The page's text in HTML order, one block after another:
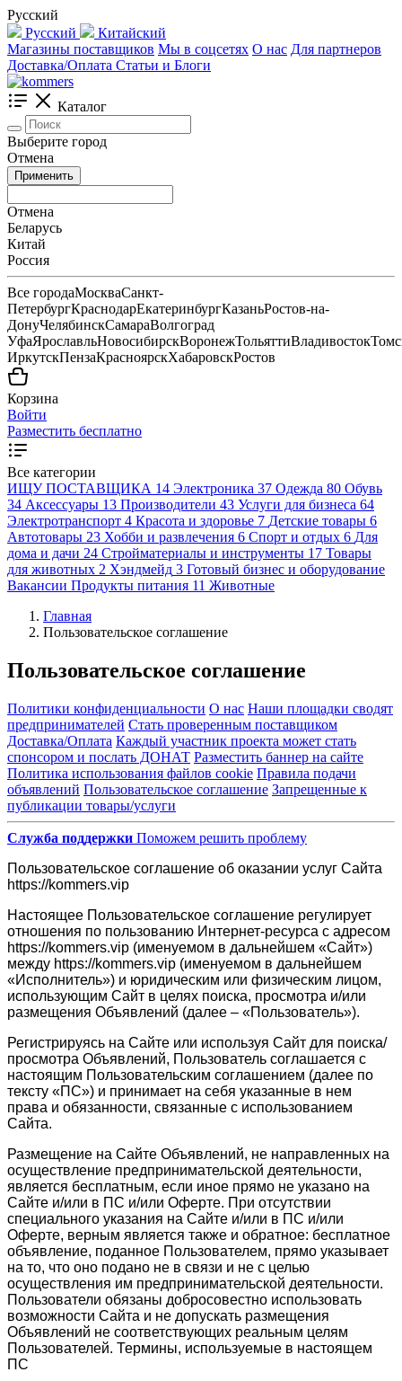
Русский
Русский
Китайский
Магазины поставщиков Мы в соцсетях О нас Для партнеров
Доставка/Оплата Статьи и Блоги
Каталог
Выберите город
Отмена
Применить
Отмена
Беларусь
Китай
Россия
Все городаМоскваСанкт-
ПетербургКраснодарЕкатеринбургКазаньРостов-на-
ДонуЧелябинскСамараВолгоград
УфаЯрославльНовосибирскВоронежТольяттиВладивосток
ИркутскПензаКрасноярскХабаровскРостов
Корзина
Войти
Разместить бесплатно
Все категории
ИЩУ ПОСТАВЩИКА 14 Электроника 37 Одежда 80 Обувь
34 Аксессуары 13 Производители 43 Услуги для бизнеса 64
Электротранспорт 4 Красота и здоровье 7 Детские товары 6
Автотовары 23 Хобби и развлечения 6 Спорт и отдых 6 Для
дома и дачи 24 Стройматериалы и инструменты 17 Товары
для животных 2 Хэндмейд 3 Готовый бизнес и оборудование
Вакансии Продукты питания 11 Животные
Главная
Пользовательское соглашение
Пользовательское соглашение
Политики конфиденциальности О нас Наши площадки сводят
предпринимателей Стать проверенным поставщиком
Доставка/Оплата Каждый участник проекта может стать
спонсором и послать ДОНАТ Разместить баннер на сайте
Политика использования файлов cookie Правила подачи
объявлений Пользовательское соглашение Запрещенные к
публикации товары/услуги
Служба поддержки Поможем решить проблему
Пользовательское соглашение об оказании услуг Сайта
https://kommers.vip
Настоящее Пользовательское соглашение регулирует
отношения по пользованию Интернет-ресурса с адресом
https://kommers.vip (именуемом в дальнейшем «Сайт»)
между https://kommers.vip (именуемом в дальнейшем
«Исполнитель») и юридическим или физическим лицом,
использующим Сайт в целях поиска, просмотра и/или
размещения Объявлений (далее – «Пользователь»).
Регистрируясь на Сайте или используя Сайт для поиска/
просмотра Объявлений, Пользователь соглашается с
настоящим Пользовательским соглашением (далее по
тексту «ПС») и принимает на себя указанные в нем
права и обязанности, связанные с использованием
Сайта.
Размещение на Сайте Объявлений, не направленных на
осуществление предпринимательской деятельности,
является бесплатным, если иное прямо не указано на
Сайте и/или в ПС и/или Оферте. При отсутствии
специального указания на Сайте и/или в ПС и/или
Оферте, верным является также и обратное: бесплатное
объявление, поданное Пользователем, прямо указывает
на то, что оно подано не в связи и не с целью
осуществления им предпринимательской деятельности.
Пользователи обязаны добросовестно использовать
возможности Сайта и не допускать размещения
Объявлений не соответствующих реальным целям
Пользователей. Термины, используемые в настоящем
ПС